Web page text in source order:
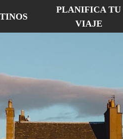
PLANIFICA TU
VIAJE